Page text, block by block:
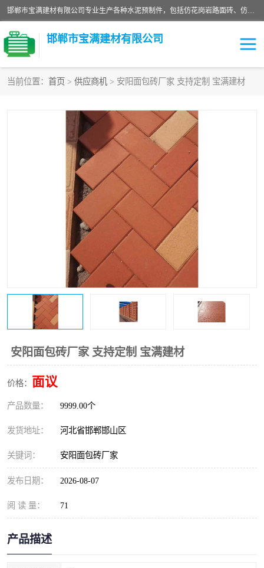
邯郸市宝满建材有限公司专业生产各种水泥预制件，包括仿花岗岩路面砖、仿花岗岩人行道砖、仿花岗岩路侧石、烧结砖、植草砖、码头砖连锁块、仿花岗岩路侧石、沙井盖、水泥盖板等各种水泥制品
邯郸市宝满建材有限公司
当前位置： 首页 > 供应商机 > 安阳面包砖厂家 支持定制 宝满建材
安阳面包砖厂家 支持定制 宝满建材
价格： 面议
产品数量： 9999.00个
发货地址： 河北省邯郸邯山区
关键词： 安阳面包砖厂家
发布日期： 2026-08-07
阅 读 量： 71
产品描述
混凝土路沿石
便道砖
花岗岩路岩石 盲道砖
pc仿石砖